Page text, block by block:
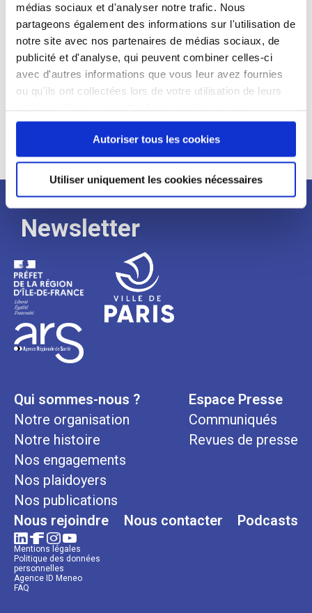
médias sociaux et d'analyser notre trafic. Nous
partageons également des informations sur l'utilisation de
notre site avec nos partenaires de médias sociaux, de
publicité et d'analyse, qui peuvent combiner celles-ci
avec d'autres informations que vous leur avez fournies
ou qu'ils ont collectées lors de votre utilisation de leurs
continuez à utiliser notre site Web.
Autoriser tous les cookies
Utiliser uniquement les cookies nécessaires
Expérience :
Processus
de
recrutement
Newsletter
Qui sommes-nous ?
Notre organisation
Notre histoire
Nos engagements
Nos plaidoyers
Nos publications
Espace Presse
Communiqués
Revues de presse
Nous rejoindre Nous contacter Podcasts
Mentions légales
Politique des données
personnelles
Agence ID Meneo
FAQ